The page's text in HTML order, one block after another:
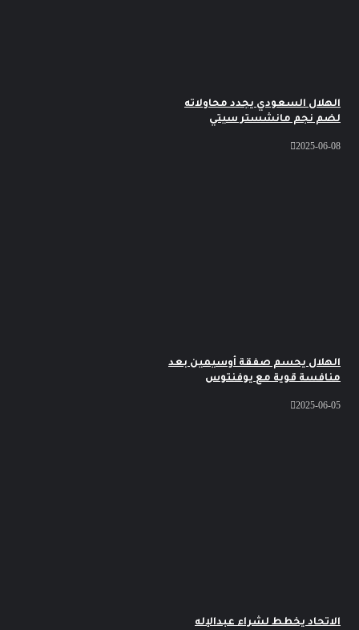
السعودي يجدد محاولاته
نجم مانشستر سيتي
2025-06-
يحسم صفقة أوسيمين بعد
قوية مع يوفنتوس
2025-06-
يخطط لشراء عبدالإله